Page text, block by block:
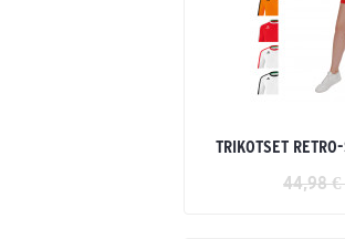
TRIKOTSET
44,98